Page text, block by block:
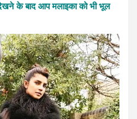
के बाद आप मलाइका को भी भूल